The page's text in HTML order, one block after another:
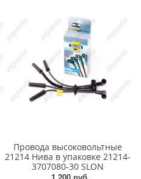
Провода высоковольтные
21214 Нива в упаковке 21214-
3707080-30 SLON